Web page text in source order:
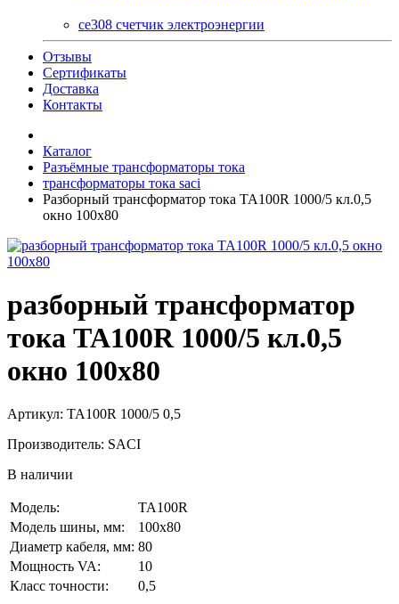
ce308 счетчик электроэнергии
Отзывы
Сертификаты
Доставка
Контакты
Каталог
Разъёмные трансформаторы тока
трансформаторы тока saci
Разборный трансформатор тока TA100R 1000/5 кл.0,5
окно 100х80
разборный трансформатор
тока TA100R 1000/5 кл.0,5
окно 100х80
Артикул: TA100R 1000/5 0,5
Производитель: SACI
В наличии
Модель:
TA100R
Модель шины, мм:
100х80
Диаметр кабеля, мм: 80
Мощность VA:
10
Класс точности:
0,5